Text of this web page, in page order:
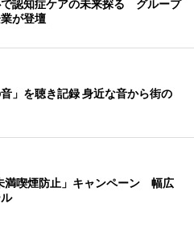
認知症ケアの未来探る グループ
が登壇
」を聴き記録 身近な音から街の
満喫煙防止」キャンペーン 幅広